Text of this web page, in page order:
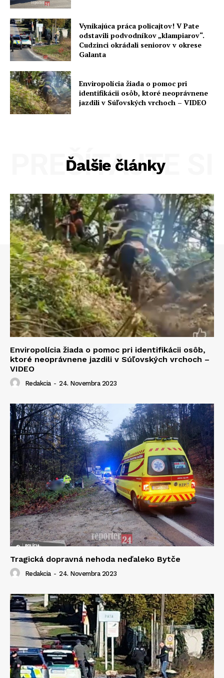
Vynikajúca práca policajtov! V Pate
odstavili podvodníkov „klampiarov“.
Cudzinci okrádali seniorov v okrese
Galanta
Enviropolícia žiada o pomoc pri
identifikácii osôb, ktoré neoprávnene
jazdili v Súľovských vrchoch – VIDEO
Ďalšie články
PREČÍTAJTE SI
Enviropolícia žiada o pomoc pri identifikácii osôb,
ktoré neoprávnene jazdili v Súľovských vrchoch –
VIDEO
Redakcia - 24. Novembra 2023
Tragická dopravná nehoda neďaleko Bytče
Redakcia - 24. Novembra 2023